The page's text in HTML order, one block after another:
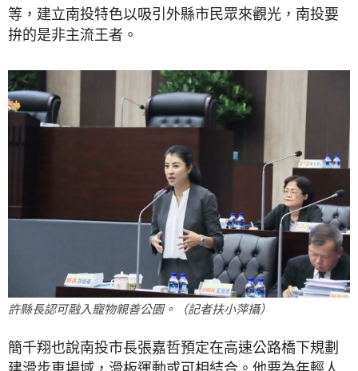
等，建立南投特色以吸引外縣市民眾來觀光，南投要
拚的是非主流王者。
許縣長認可融入寵物親善公園。（記者扶小萍攝）
簡千翔也說南投市長張嘉哲預定在高速公路橋下規劃